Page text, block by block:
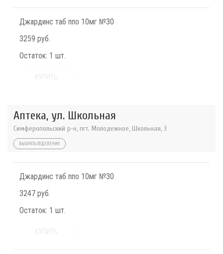
Джардинс таб ппо 10мг №30
3259 руб.
Остаток: 1 шт.
Аптека, ул. Школьная
Симферопольский р-н, пгт. Молодежное, Школьная, 3
ВЫБРАТЬ ОТДЕЛЕНИЕ
Джардинс таб ппо 10мг №30
3247 руб.
Остаток: 1 шт.